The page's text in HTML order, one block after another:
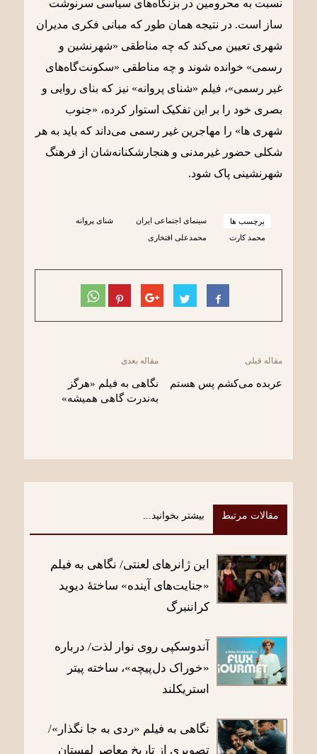
نسبت به محرومین در بزنگاه‌های سیاسی سرنوشت
ساز است. در نتیجه همان طور که مبانی فکری مدیران
شهری تعیین می‌کند که چه مناطقی «شهرنشین و
رسمی» خوانده شوند و چه مناطقی «سکونت‌گاه‌های
غیر رسمی»، فیلم «شنای پروانه» نیز که بنای روایی و
بصری خود را بر این تفکیک استوار کرده، «جنوب
شهری ها» را مهاجرین غیر رسمی می‌داند که باید به هر
شکلی حضور غیرمدنی و هنجارشکنانه‌شان از فرهنگ
شهرنشینی پاک شود.
برچسب ها سینمای اجتماعی ایران
شنای پروانه
محمد کارت
محمدعلی افتخاری
مقاله قبلی
عربده می‌کشم پس هستم
مقاله بعدی
نگاهی به فیلم «هرگز
به‌ندرت گاهی همیشه»
مقالات مرتبط بیشتر بخوانید...
این ژانرهای لعنتی/ نگاهی به فیلم
«جنایت‌های آینده» ساختۀ دیوید
کراننبرگ
آندوسکپی روی نوار لذت/ درباره
«خوراک دل‌پیچه»، ساخته پیتر
استریکلند
نگاهی به فیلم «ردی به جا نگذار»/
تصویری از تاریخ معاصر لهستان